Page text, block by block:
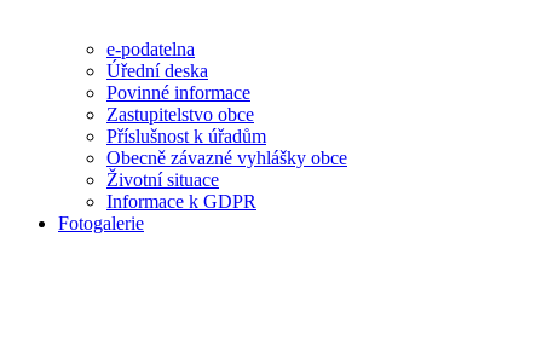
e-podatelna
Úřední deska
Povinné informace
Zastupitelstvo obce
Příslušnost k úřadům
Obecně závazné vyhlášky obce
Životní situace
Informace k GDPR
Fotogalerie